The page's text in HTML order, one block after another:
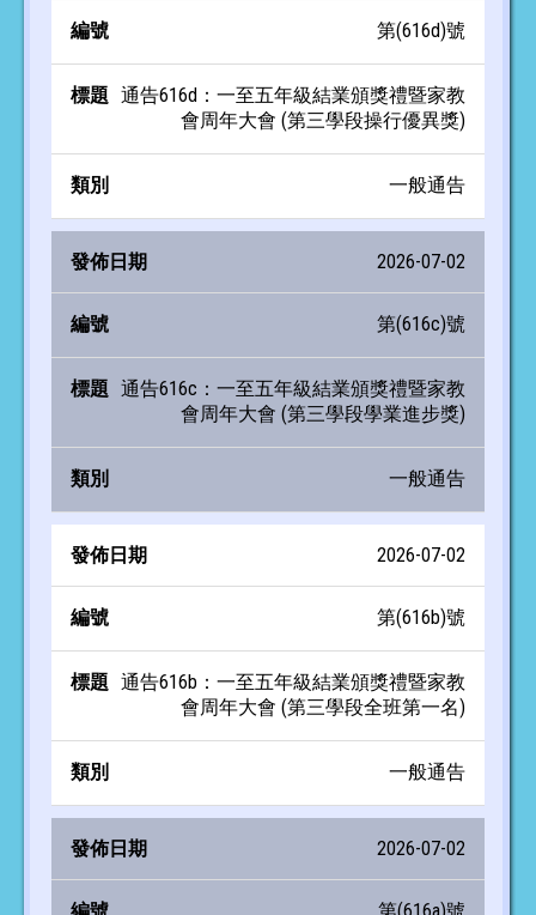
第(616d)號
通告616d：一至五年級結業頒獎禮暨家教
會周年大會 (第三學段操行優異獎)
一般通告
2026-07-02
第(616c)號
通告616c：一至五年級結業頒獎禮暨家教
會周年大會 (第三學段學業進步獎)
一般通告
2026-07-02
第(616b)號
通告616b：一至五年級結業頒獎禮暨家教
會周年大會 (第三學段全班第一名)
一般通告
2026-07-02